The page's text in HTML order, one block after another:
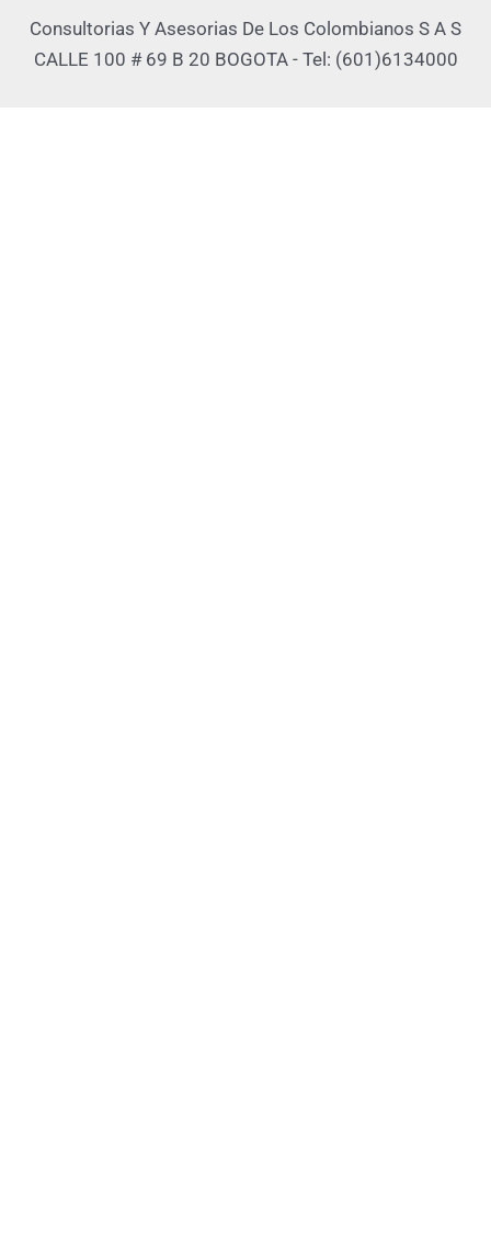
Consultorias Y Asesorias De Los Colombianos S A S
CALLE 100 # 69 B 20 BOGOTA - Tel: (601)6134000